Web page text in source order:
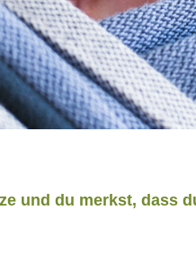
und du merkst, dass